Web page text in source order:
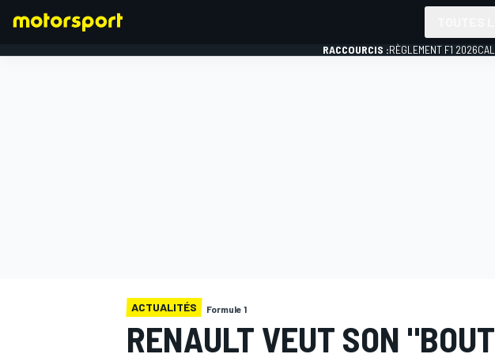
RACCOURCIS :RÈGLEMENT F1 2026
ACTUALITÉS Formule 1
RENAULT VEUT SON